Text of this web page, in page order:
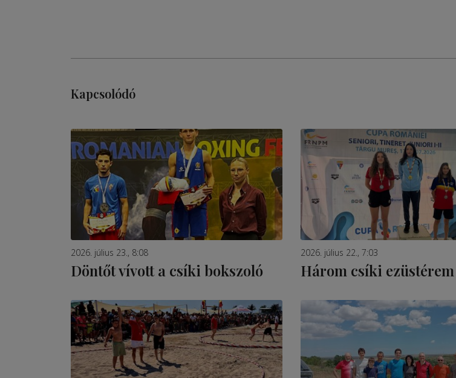
Kapcsolódó
2026. július 23., 8:08
Döntőt vívott a csíki bokszoló
2026. július 22., 7:03
Három csíki ezüstérem